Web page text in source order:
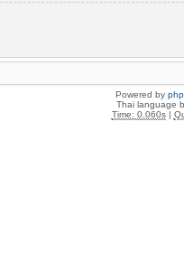
Powered by
Thai language
Time: 0.060s|